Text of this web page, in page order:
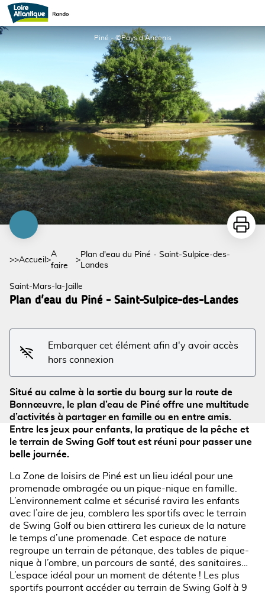
Plan d'eau du Piné - Saint-Sulpice-des-Landes
Piné - ©Pays d'Ancenis
Voir l'image en plein écran
>>Accueil >
A
faire
>
Plan d'eau du Piné - Saint-Sulpice-des-
Landes
Saint-Mars-la-Jaille
Plan d'eau du Piné - Saint-Sulpice-des-Landes
Embarquer cet élément afin d'y avoir accès
hors connexion
Situé au calme à la sortie du bourg sur la route de
Bonnœuvre, le plan d’eau de Piné offre une multitude
d’activités à partager en famille ou en entre amis.
Entre les jeux pour enfants, la pratique de la pêche et
le terrain de Swing Golf tout est réuni pour passer une
belle journée.
La Zone de loisirs de Piné est un lieu idéal pour une
promenade ombragée ou un pique-nique en famille.
L’environnement calme et sécurisé ravira les enfants
avec l’aire de jeu, comblera les sportifs avec le terrain
de Swing Golf ou bien attirera les curieux de la nature
le temps d’une promenade. Cet espace de nature
regroupe un terrain de pétanque, des tables de pique-
nique à l’ombre, un parcours de santé, des sanitaires…
L’espace idéal pour un moment de détente ! Les plus
sportifs pourront accéder au terrain de Swing Golf à 9